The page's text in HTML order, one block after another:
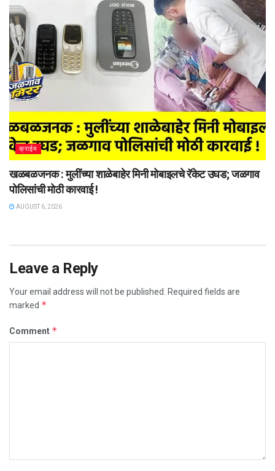
क्राईम
खळबळजनक : मुलींच्या शाळेबाहेर मिनी मोबाइलचे रॅकेट उघड; जळगाव
पोलिसांची मोठी कारवाई !
AUGUST 6, 2026
Leave a Reply
Your email address will not be published.
Required fields are
marked *
Comment *